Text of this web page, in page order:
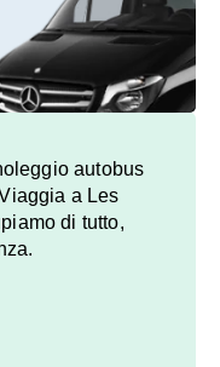
autobus
a Les
di tutto,